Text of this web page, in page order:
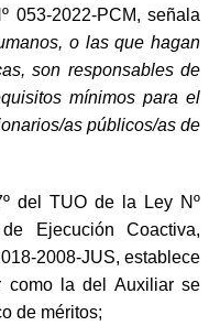
053-2022-PCM, señala
o las que hagan
son responsables de
mínimos para el
as públicos/as de
del TUO de la Ley Nº
Ejecución Coactiva,
2008-JUS, establece
como la del Auxiliar se
de méritos;